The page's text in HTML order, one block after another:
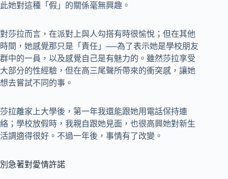
此她對這種「假」的關係毫無興趣。
對莎拉而言，在派對上與人勾搭有時很愉悅；但在其他
時間，她感覺那只是「責任」──為了表示她是學校朋友
群中的一員，以及感覺自己是有魅力的。雖然莎拉享受
大部分的性經驗，但在高三尾聲所帶來的衝突感，讓她
想去嘗試不同的事。
莎拉離家上大學後，第一年我還能跟她用電話保持連
絡；學校放假時，我親自跟她見面，也很高興她對新生
活調適得很好。不過一年後，事情有了改變。
別急著對愛情許諾